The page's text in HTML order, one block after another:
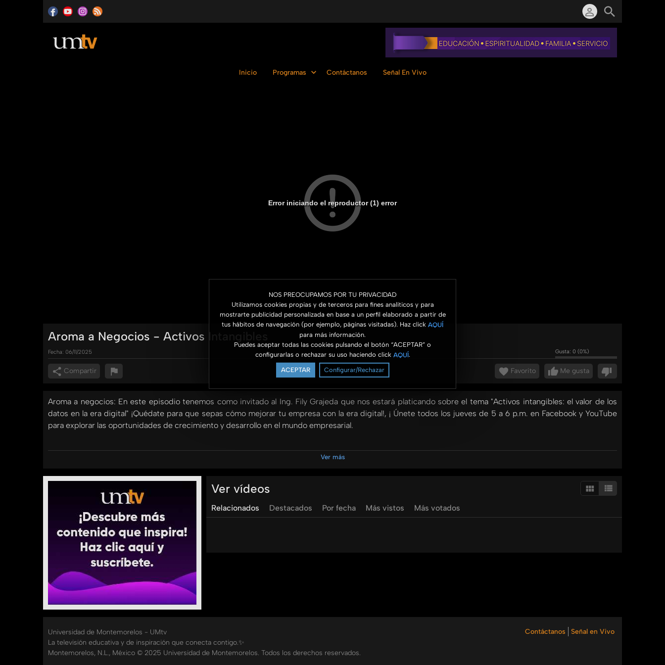
NOS PREOCUPAMOS POR TU PRIVACIDAD
Utilizamos cookies propias y de terceros para fines analíticos y para
mostrarte publicidad personalizada en base a un perfil elaborado a partir de
tus hábitos de navegación (por ejemplo, páginas visitadas). Haz click AQUÍ
para más información.
Puedes aceptar todas las cookies pulsando el botón “ACEPTAR” o
configurarlas o rechazar su uso haciendo click AQUÍ.
ACEPTAR Configurar/Rechazar
Inicio Programas Contáctanos Señal En Vivo
Error iniciando el reproductor (1) error
Aroma a Negocios - Activos Intangibles
Fecha: 06/11/2025 Gusta: 0 (0%)
Compartir Me gusta
Favorito
Aroma a negocios: En este episodio tenemos como invitado al Ing. Fily Grajeda que nos estará platicando sobre el tema "Activos intangibles: el valor de los
datos en la era digital" ¡Quédate para que sepas cómo mejorar tu empresa con la era digital!, ¡ Únete todos los jueves de 5 a 6 p.m. en Facebook y YouTube
para explorar las oportunidades de crecimiento y desarrollo en el mundo empresarial.
Recuerda que puedes escuchar todos lo programas de Aroma a Negocios por:
Google podcast: https://podcasts.google.com/u/4/feed/aHR0cHM6Ly9yYWRpby51bS5lZHUubXgvcnNzLnBocD9pZF9wcm9nPTU?sa=X&ved=2ahUKEwiI2L-
zmsqFAxWqj2oFHRJaAc4Q9sEGegQIARAD&hl=es
#AromaANegocios #OportunidadesDeNegocios #CrecimientoEmpresarial #DesarrolloPersonal #UMTV #UMRadio #Emprendimiento #Negocios2025
#PodcastNegocios #Innovación
Tags:
aroma a negocios elisa mena thais erazo
Ver más
Ver vídeos
Relacionados Destacados Por fecha Más vistos Más votados
Contáctanos Señal en Vivo
Universidad de Montemorelos - UMtv
La televisión educativa y de inspiración que conecta contigo.✨
Montemorelos, N.L., México © 2025 Universidad de Montemorelos. Todos los derechos reservados.